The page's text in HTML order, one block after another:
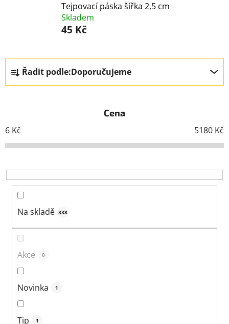
Tejpovací páska šířka 2,5 cm
Skladem
45 Kč
a
z
í
p
o
d
Řadit podle:Doporučujeme
Cena
6 Kč 5180 Kč
Na skladě 338
Akce 0
Novinka 1
Tip 1